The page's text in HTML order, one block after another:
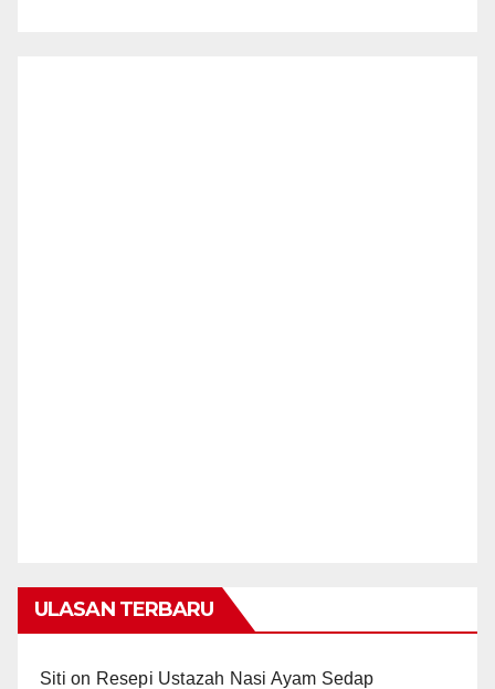
ULASAN TERBARU
Siti on Resepi Ustazah Nasi Ayam Sedap